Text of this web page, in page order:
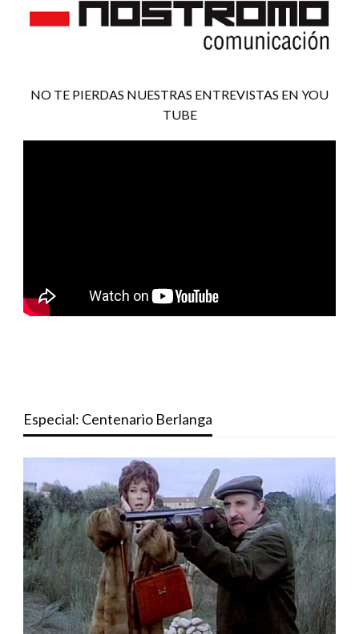
NO TE PIERDAS NUESTRAS ENTREVISTAS EN YOU
TUBE
Especial: Centenario Berlanga